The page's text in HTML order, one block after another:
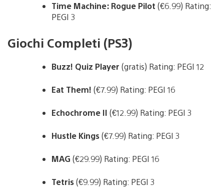
Time Machine: Rogue Pilot (€6.99) Rating:
PEGI 3
Giochi Completi (PS3)
Buzz! Quiz Player (gratis) Rating: PEGI 12
Eat Them! (€7.99) Rating: PEGI 16
Echochrome II (€12.99) Rating: PEGI 3
Hustle Kings(€7.99) Rating: PEGI 3
MAG (€29.99) Rating: PEGI 16
Tetris(€9.99) Rating: PEGI 3